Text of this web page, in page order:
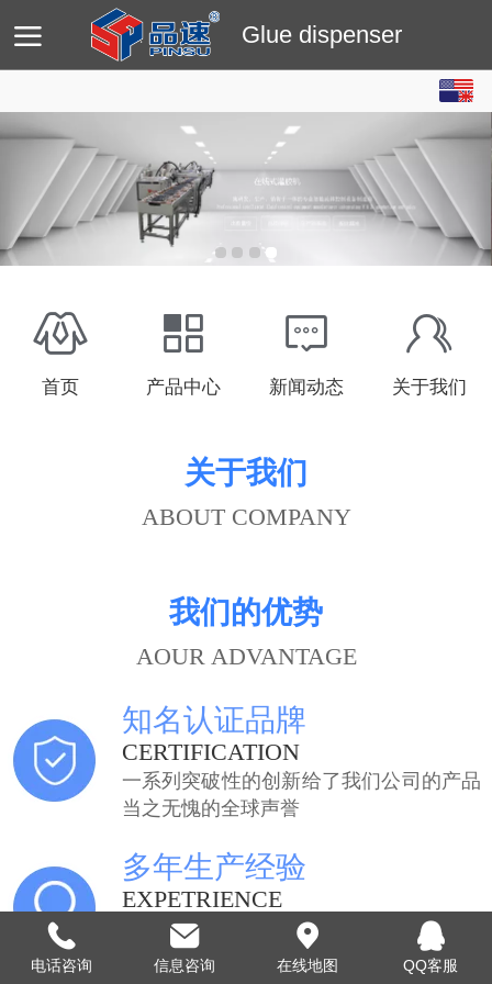
Glue dispenser
中文
首页 产品中心 新闻动态 关于我们
关于我们
ABOUT COMPANY
我们的优势
AOUR ADVANTAGE
知名认证品牌
CERTIFICATION
一系列突破性的创新给了我们公司的产品
当之无愧的全球声誉
多年生产经验
EXPETRIENCE
我们多年的生产经验带给您最好的产品和
服务，让您用的放心。
电话咨询 信息咨询 在线地图 QQ客服